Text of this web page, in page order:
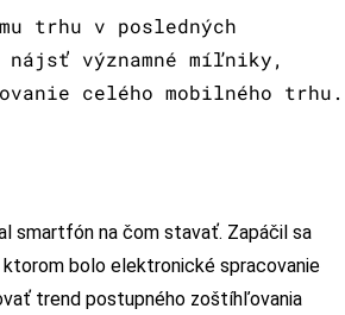
trhu v posledných
nájsť významné míľniky,
celého mobilného trhu.
smartfón na čom stavať. Zapáčil sa
bolo elektronické spracovanie
trend postupného zoštíhľovania